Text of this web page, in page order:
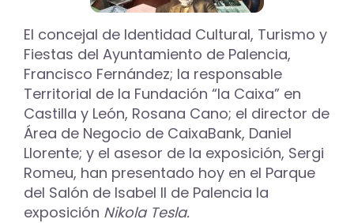
El concejal de Identidad Cultural, Turismo y
Fiestas del Ayuntamiento de Palencia,
Francisco Fernández; la responsable
Territorial de la Fundación “la Caixa” en
Castilla y León, Rosana Cano; el director de
Área de Negocio de CaixaBank, Daniel
Llorente; y el asesor de la exposición, Sergi
Romeu, han presentado hoy en el Parque
del Salón de Isabel II de Palencia la
exposición Nikola Tesla.